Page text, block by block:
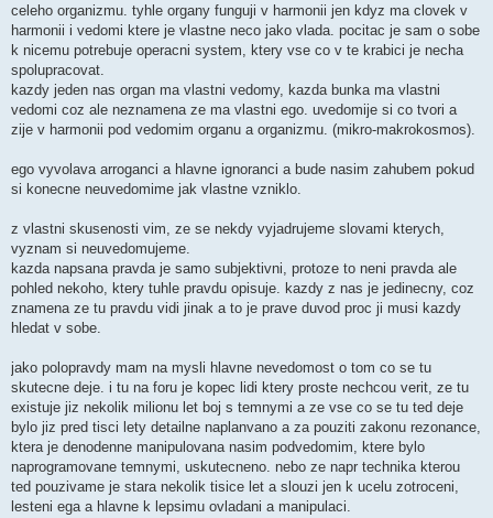
celeho organizmu. tyhle organy funguji v harmonii jen kdyz ma clovek v
harmonii i vedomi ktere je vlastne neco jako vlada. pocitac je sam o sobe
k nicemu potrebuje operacni system, ktery vse co v te krabici je necha
spolupracovat.
kazdy jeden nas organ ma vlastni vedomy, kazda bunka ma vlastni
vedomi coz ale neznamena ze ma vlastni ego. uvedomije si co tvori a
zije v harmonii pod vedomim organu a organizmu. (mikro-makrokosmos).
ego vyvolava arroganci a hlavne ignoranci a bude nasim zahubem pokud
si konecne neuvedomime jak vlastne vzniklo.
z vlastni skusenosti vim, ze se nekdy vyjadrujeme slovami kterych,
vyznam si neuvedomujeme.
kazda napsana pravda je samo subjektivni, protoze to neni pravda ale
pohled nekoho, ktery tuhle pravdu opisuje. kazdy z nas je jedinecny, coz
znamena ze tu pravdu vidi jinak a to je prave duvod proc ji musi kazdy
hledat v sobe.
jako polopravdy mam na mysli hlavne nevedomost o tom co se tu
skutecne deje. i tu na foru je kopec lidi ktery proste nechcou verit, ze tu
existuje jiz nekolik milionu let boj s temnymi a ze vse co se tu ted deje
bylo jiz pred tisci lety detailne naplanvano a za pouziti zakonu rezonance,
ktera je denodenne manipulovana nasim podvedomim, ktere bylo
naprogramovane temnymi, uskutecneno. nebo ze napr technika kterou
ted pouzivame je stara nekolik tisice let a slouzi jen k ucelu zotroceni,
lesteni ega a hlavne k lepsimu ovladani a manipulaci.